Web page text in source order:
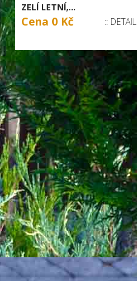
ZELÍ LETNÍ,...
Cena 0 Kč :: DETAIL